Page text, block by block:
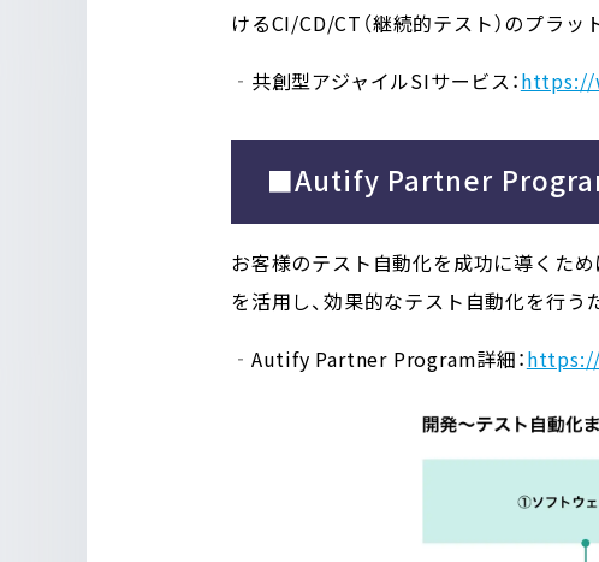
けるCI/CD/CT（継続的テスト）のプラ
‐共創型アジャイルSIサービス：https://
■Autify Partner
お客様のテスト自動化を成功に導くため
を活用し、効果的なテスト自動化を行う
‐Autify Partner Program詳細：